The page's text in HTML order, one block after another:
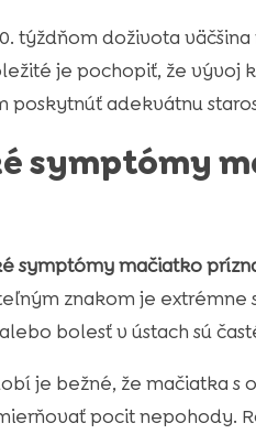
týždňom doživota
je pochopiť, že vývoj
poskytnúť adekvátnu
symptómy
symptómy mačiatko
znakom je
bolesť v ústach sú
je bežné, že mačiatka s
pocit nepohody.